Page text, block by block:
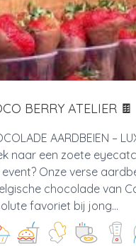
BERRY ATELIER
AARDBEIEN –
naar een zoete
Onze verse
chocolade van
favoriet bij jong...